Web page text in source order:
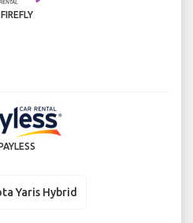
FIREFLY
PAYLESS
Yaris Hybrid